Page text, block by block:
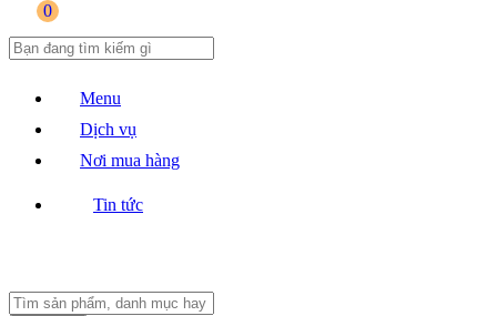
0
Menu
Dịch vụ
Nơi mua hàng
Tin tức